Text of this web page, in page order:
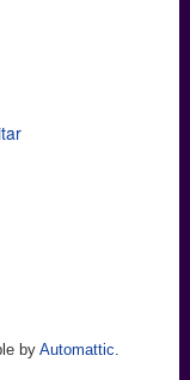
byAutomattic.